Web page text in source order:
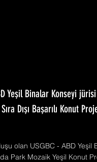
Yeşil Binalar Konseyi
Dışı Başarılı Konut
olan USGBC - ABD Yeşil
Park Mozaik Yeşil Konut